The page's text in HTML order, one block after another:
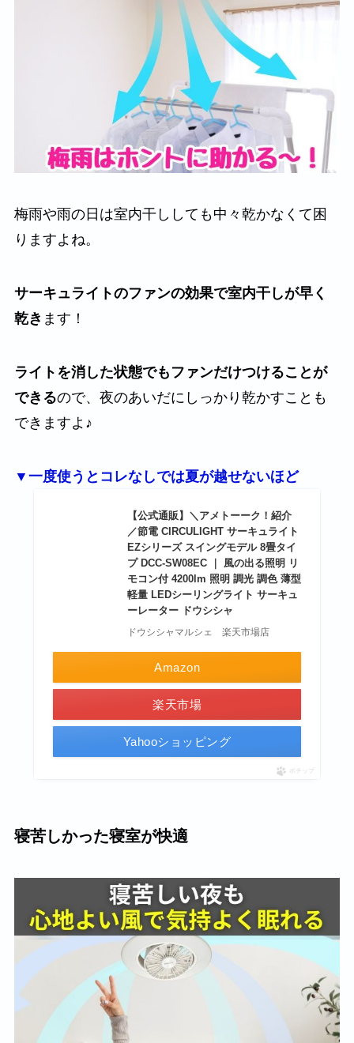
梅雨や雨の日は室内干ししても中々乾かなくて困
りますよね。
サーキュライトのファンの効果で室内干しが早く
乾き ます！
ライトを消した状態でもファンだけつけることが
できるので、夜のあいだにしっかり乾かすことも
できますよ♪
▼一度使うとコレなしでは夏が越せないほど
【公式通販】＼アメトーーク！紹介
／節電 CIRCULIGHT サーキュライト
EZシリーズ スイングモデル 8畳タイ
プ DCC-SW08EC ｜ 風の出る照明 リ
モコン付 4200lm 照明 調光 調色 薄型
軽量 LEDシーリングライト サーキュ
ーレーター ドウシシャ
ドウシシャマルシェ 楽天市場店
Amazon
楽天市場
Yahooショッピング
ポチップ
寝苦しかった寝室が快適